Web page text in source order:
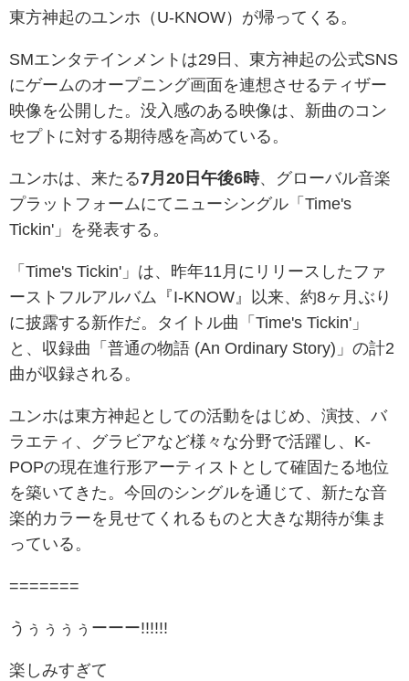
東方神起のユンホ（U-KNOW）が帰ってくる。
SMエンタテインメントは29日、東方神起の公式SNS
にゲームのオープニング画面を連想させるティザー
映像を公開した。没入感のある映像は、新曲のコン
セプトに対する期待感を高めている。
ユンホは、来たる7月20日午後6時、グローバル音楽
プラットフォームにてニューシングル「Time's
Tickin'」を発表する。
「Time's Tickin'」は、昨年11月にリリースしたファ
ーストフルアルバム『I-KNOW』以来、約8ヶ月ぶり
に披露する新作だ。タイトル曲「Time's Tickin'」
と、収録曲「普通の物語 (An Ordinary Story)」の計2
曲が収録される。
ユンホは東方神起としての活動をはじめ、演技、バ
ラエティ、グラビアなど様々な分野で活躍し、K-
POPの現在進行形アーティストとして確固たる地位
を築いてきた。今回のシングルを通じて、新たな音
楽的カラーを見せてくれるものと大きな期待が集ま
っている。
=======
うぅぅぅぅーーー!!!!!!
楽しみすぎて